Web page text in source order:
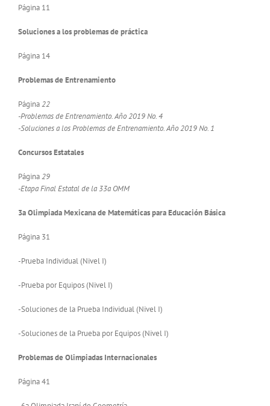
Página 11
Soluciones a los problemas de práctica
Página 14
Problemas de Entrenamiento
Página22
-Problemas de Entrenamiento. Año 2019 No. 4
-Soluciones a los Problemas de Entrenamiento. Año 2019 No. 1
Concursos Estatales
Página29
-Etapa Final Estatal de la 33a OMM
3a Olimpiada Mexicana de Matemáticas para Educación Básica
Página 31
-Prueba Individual (Nivel I)
-Prueba por Equipos (Nivel I)
-Soluciones de la Prueba Individual (Nivel I)
-Soluciones de la Prueba por Equipos (Nivel I)
Problemas de Olimpiadas Internacionales
Página 41